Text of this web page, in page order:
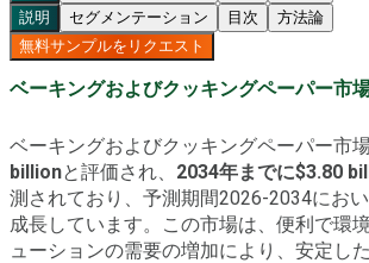
説明
セグメンテーション 目次
方法論
無料サンプルをリクエスト
ベーキングおよびクッキングペーパー市
ベーキングおよびクッキングペーパー市
billionと評価され、 2034年までに$3.80
測されており、予測期間2026-2034にお
成長しています。この市場は、便利で環
ューションの需要の増加により、安定し